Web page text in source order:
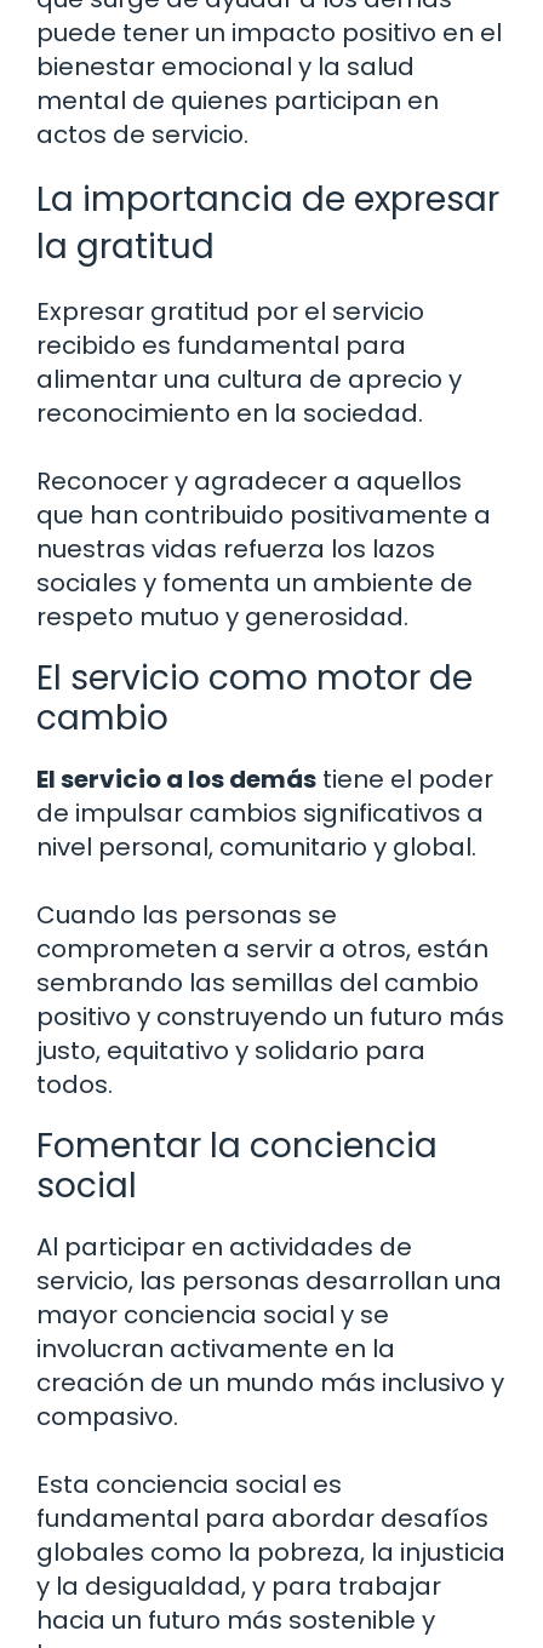
puede tener un impacto positivo en el
bienestar emocional y la salud
mental de quienes participan en
actos de servicio.
La importancia de expresar
la gratitud
Expresar gratitud por el servicio
recibido es fundamental para
alimentar una cultura de aprecio y
reconocimiento en la sociedad.
Reconocer y agradecer a aquellos
que han contribuido positivamente a
nuestras vidas refuerza los lazos
sociales y fomenta un ambiente de
respeto mutuo y generosidad.
El servicio como motor de
cambio
El servicio a los demás tiene el poder
de impulsar cambios significativos a
nivel personal, comunitario y global.
Cuando las personas se
comprometen a servir a otros, están
sembrando las semillas del cambio
positivo y construyendo un futuro más
justo, equitativo y solidario para
todos.
Fomentar la conciencia
social
Al participar en actividades de
servicio, las personas desarrollan una
mayor conciencia social y se
involucran activamente en la
creación de un mundo más inclusivo y
compasivo.
Esta conciencia social es
fundamental para abordar desafíos
globales como la pobreza, la injusticia
y la desigualdad, y para trabajar
hacia un futuro más sostenible y